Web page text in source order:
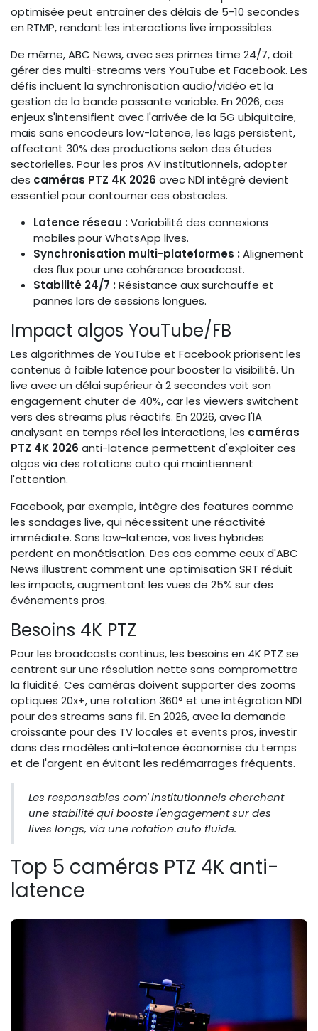
optimisée peut entraîner des délais de 5-10 secondes
en RTMP, rendant les interactions live impossibles.
De même, ABC News, avec ses primes time 24/7, doit
gérer des multi-streams vers YouTube et Facebook. Les
défis incluent la synchronisation audio/vidéo et la
gestion de la bande passante variable. En 2026, ces
enjeux s'intensifient avec l'arrivée de la 5G ubiquitaire,
mais sans encodeurs low-latence, les lags persistent,
affectant 30% des productions selon des études
sectorielles. Pour les pros AV institutionnels, adopter
des caméras PTZ 4K 2026 avec NDI intégré devient
essentiel pour contourner ces obstacles.
Latence réseau :Variabilité des connexions
mobiles pour WhatsApp lives.
Synchronisation multi-plateformes :Alignement
des flux pour une cohérence broadcast.
Stabilité 24/7 :Résistance aux surchauffe et
pannes lors de sessions longues.
Impact algos YouTube/FB
Les algorithmes de YouTube et Facebook priorisent les
contenus à faible latence pour booster la visibilité. Un
live avec un délai supérieur à 2 secondes voit son
engagement chuter de 40%, car les viewers switchent
vers des streams plus réactifs. En 2026, avec l'IA
analysant en temps réel les interactions, les caméras
PTZ 4K 2026 anti-latence permettent d'exploiter ces
algos via des rotations auto qui maintiennent
l'attention.
Facebook, par exemple, intègre des features comme
les sondages live, qui nécessitent une réactivité
immédiate. Sans low-latence, vos lives hybrides
perdent en monétisation. Des cas comme ceux d'ABC
News illustrent comment une optimisation SRT réduit
les impacts, augmentant les vues de 25% sur des
événements pros.
Besoins 4K PTZ
Pour les broadcasts continus, les besoins en 4K PTZ se
centrent sur une résolution nette sans compromettre
la fluidité. Ces caméras doivent supporter des zooms
optiques 20x+, une rotation 360° et une intégration NDI
pour des streams sans fil. En 2026, avec la demande
croissante pour des TV locales et events pros, investir
dans des modèles anti-latence économise du temps
et de l'argent en évitant les redémarrages fréquents.
Les responsables com' institutionnels cherchent
une stabilité qui booste l'engagement sur des
lives longs, via une rotation auto fluide.
Top 5 caméras PTZ 4K anti-
latence